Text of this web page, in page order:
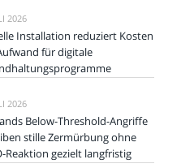
2026
Installation reduziert Kosten
für digitale
2026
Below-Threshold-Angriffe
stille Zermürbung ohne
Reaktion gezielt langfristig